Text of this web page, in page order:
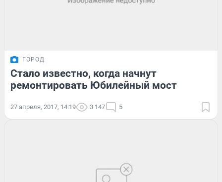
ГОРОД
Стало известно, когда начнут
ремонтировать Юбилейный мост
27 апреля, 2017, 14:19 3 147 5